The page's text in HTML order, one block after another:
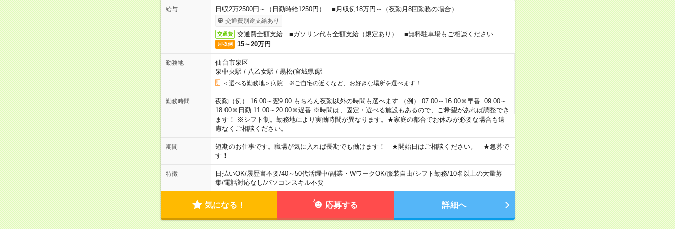
給与 日収2万2500円～（日勤時給1250円） ■月収例18万円～（夜勤月8回勤務の場合）
交通費別途支給あり
交通費 交通費全額支給 ■ガソリン代も全額支給（規定あり） ■無料駐車場もご相談ください
月収例 15～20万円
勤務地
仙台市泉区
泉中央駅 / 八乙女駅 / 黒松(宮城県)駅
＜選べる勤務地＞病院 ※ご自宅の近くなど、お好きな場所を選べます！
勤務時間
夜勤（例） 16:00～翌9:00 もちろん夜勤以外の時間も選べます （例） 07:00～16:00※早番 09:00～
18:00※日勤 11:00～20:00※遅番 ※時間は、固定・選べる施設もあるので、ご希望があれば調整でき
ます！ ※シフト制。勤務地により実働時間が異なります。★家庭の都合でお休みが必要な場合も遠
慮なくご相談ください。
期間
短期のお仕事です。職場が気に入れば長期でも働けます！ ★開始日はご相談ください。 ★急募で
す！
特徴 日払いOK/履歴書不要/40～50代活躍中/副業・WワークOK/服装自由/シフト勤務/10名以上の大量募
集/電話対応なし/パソコンスキル不要
気になる！ 応募する 詳細へ